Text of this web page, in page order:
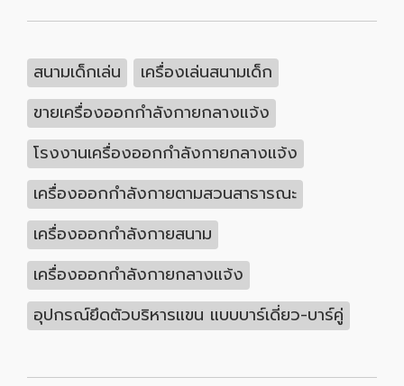
สนามเด็กเล่น
เครื่องเล่นสนามเด็ก
ขายเครื่องออกกำลังกายกลางแจ้ง
โรงงานเครื่องออกกำลังกายกลางแจ้ง
เครื่องออกกำลังกายตามสวนสาธารณะ
เครื่องออกกำลังกายสนาม
เครื่องออกกำลังกายกลางแจ้ง
อุปกรณ์ยึดตัวบริหารแขน แบบบาร์เดี่ยว-บาร์คู่